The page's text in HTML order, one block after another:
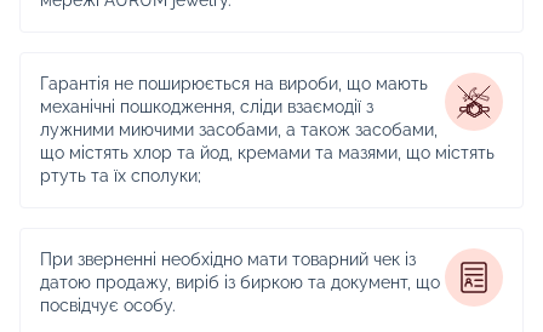
Гарантія не поширюється на вироби, що мають
механічні пошкодження, сліди взаємодії з
лужними миючими засобами, а також засобами,
що містять хлор та йод, кремами та мазями, що містять
ртуть та їх сполуки;
При зверненні необхідно мати товарний чек із
датою продажу, виріб із биркою та документ, що
посвідчує особу.